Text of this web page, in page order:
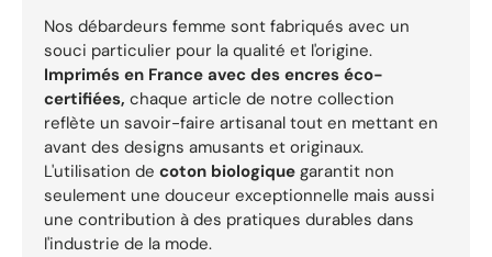
Nos débardeurs femme sont fabriqués avec un
souci particulier pour la qualité et l'origine.
Imprimés en France avec des encres éco-
certifiées, chaque article de notre collection
reflète un savoir-faire artisanal tout en mettant en
avant des designs amusants et originaux.
L'utilisation de coton biologique garantit non
seulement une douceur exceptionnelle mais aussi
une contribution à des pratiques durables dans
l'industrie de la mode.